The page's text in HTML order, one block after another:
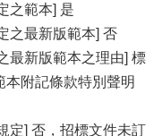
之範本] 是
之最新版範本] 否
最新版範本之理由] 標
附記條款特別聲明
定] 否，招標文件未訂